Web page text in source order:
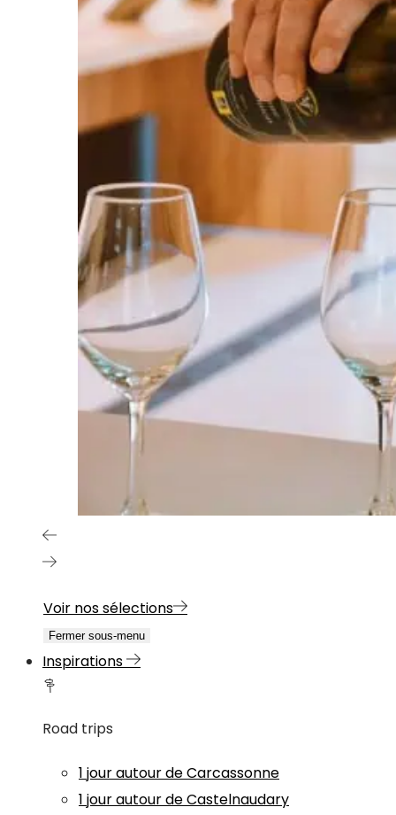
Voir nos sélections
Fermer sous-menu
Inspirations
Road trips
1 jour autour de Carcassonne
1 jour autour de Castelnaudary